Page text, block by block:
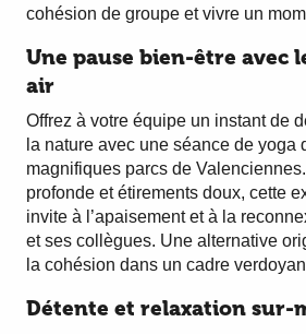
cohésion de groupe et vivre un
Une pause bien-être avec
air
Offrez à votre équipe un instant de
la nature avec une séance de yoga
magnifiques parcs de
profonde et étirements doux, cette
invite à l’apaisement et à la
et ses collègues. Une alternative
la cohésion dans un cadre
Détente et relaxation sur-